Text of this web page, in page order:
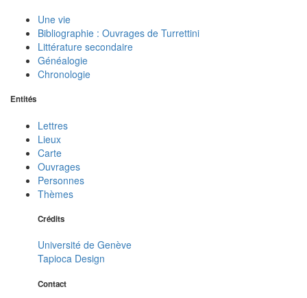
Une vie
Bibliographie : Ouvrages de Turrettini
Littérature secondaire
Généalogie
Chronologie
Entités
Lettres
Lieux
Carte
Ouvrages
Personnes
Thèmes
Crédits
Université de Genève
Tapioca Design
Contact